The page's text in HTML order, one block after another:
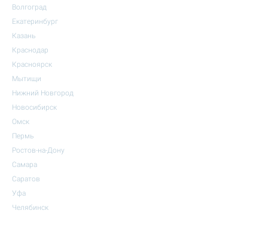
Волгоград
Екатеринбург
Казань
Краснодар
Красноярск
Мытищи
Нижний Новгород
Новосибирск
Омск
Пермь
Ростов-на-Дону
Самара
Саратов
Уфа
Челябинск